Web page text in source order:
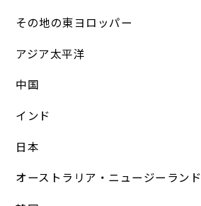
その地の東ヨロッパー
アジア太平洋
中国
インド
日本
オーストラリア・ニュージーランド